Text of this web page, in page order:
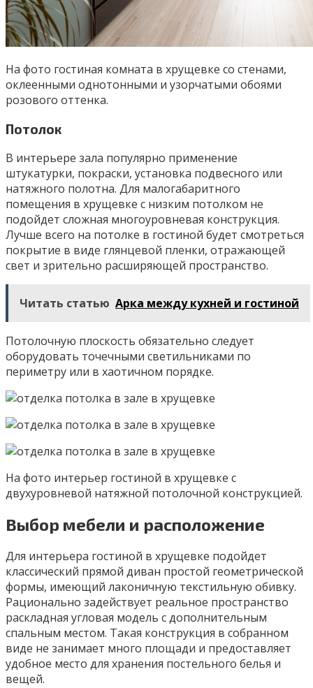
На фото гостиная комната в хрущевке со стенами,
оклеенными однотонными и узорчатыми обоями
розового оттенка.
Потолок
В интерьере зала популярно применение
штукатурки, покраски, установка подвесного или
натяжного полотна. Для малогабаритного
помещения в хрущевке с низким потолком не
подойдет сложная многоуровневая конструкция.
Лучше всего на потолке в гостиной будет смотреться
покрытие в виде глянцевой пленки, отражающей
свет и зрительно расширяющей пространство.
Читать статью Арка между кухней и гостиной
Потолочную плоскость обязательно следует
оборудовать точечными светильниками по
периметру или в хаотичном порядке.
На фото интерьер гостиной в хрущевке с
двухуровневой натяжной потолочной конструкцией.
Выбор мебели и расположение
Для интерьера гостиной в хрущевке подойдет
классический прямой диван простой геометрической
формы, имеющий лаконичную текстильную обивку.
Рационально задействует реальное пространство
раскладная угловая модель с дополнительным
спальным местом. Такая конструкция в собранном
виде не занимает много площади и предоставляет
удобное место для хранения постельного белья и
вещей.